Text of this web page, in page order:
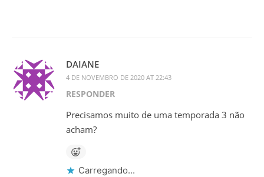
DAIANE
4 DE NOVEMBRO DE 2020 AT 22:43
RESPONDER
Precisamos muito de uma temporada 3 não
acham?
Carregando...